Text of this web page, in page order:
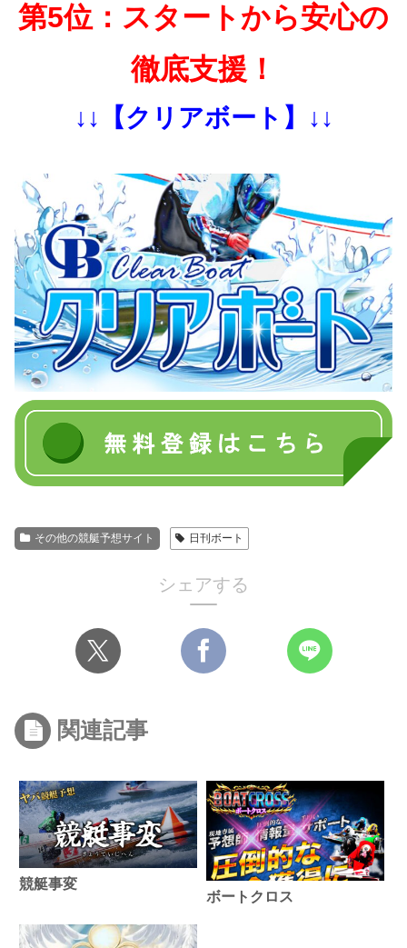
第5位：スタートから安心の
徹底支援！
↓↓【クリアボート】↓↓
その他の競艇予想サイト 日刊ボート
シェアする
関連記事
競艇事変
ボートクロス